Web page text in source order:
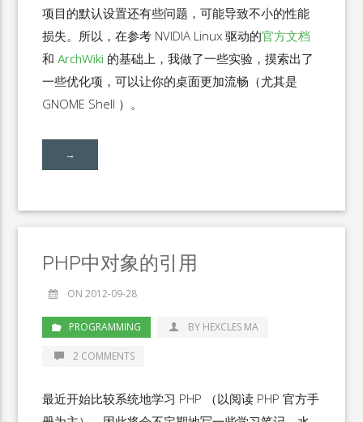
项目的默认设置还有些问题，可能导致不小的性能
损失。所以，在参考 NVIDIA Linux 驱动的官方文档
和ArchWiki 的基础上，我做了一些实验，摸索出了
一些优化项，可以让你的桌面更加流畅（尤其是
GNOME Shell ）。
→
PHP中对象的引用
ON 2012-09-28
PROGRAMMING BY HEXCLES MA
2 COMMENTS
最近开始比较系统地学习 PHP （以阅读 PHP 官方手